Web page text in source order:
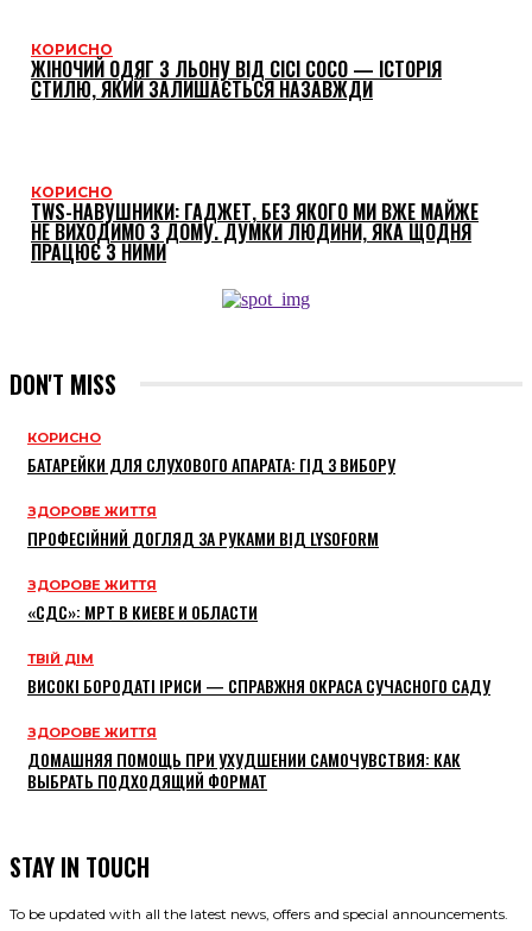
КОРИСНО
ЖІНОЧИЙ ОДЯГ З ЛЬОНУ ВІД CICI COCO — ІСТОРІЯ
СТИЛЮ, ЯКИЙ ЗАЛИШАЄТЬСЯ НАЗАВЖДИ
КОРИСНО
TWS-НАВУШНИКИ: ГАДЖЕТ, БЕЗ ЯКОГО МИ ВЖЕ МАЙЖЕ
НЕ ВИХОДИМО З ДОМУ. ДУМКИ ЛЮДИНИ, ЯКА ЩОДНЯ
ПРАЦЮЄ З НИМИ
DON'T MISS
КОРИСНО
БАТАРЕЙКИ ДЛЯ СЛУХОВОГО АПАРАТА: ГІД З ВИБОРУ
ЗДОРОВЕ ЖИТТЯ
ПРОФЕСІЙНИЙ ДОГЛЯД ЗА РУКАМИ ВІД LYSOFORM
ЗДОРОВЕ ЖИТТЯ
«СДС»: МРТ В КИЕВЕ И ОБЛАСТИ
ТВІЙ ДІМ
ВИСОКІ БОРОДАТІ ІРИСИ — СПРАВЖНЯ ОКРАСА СУЧАСНОГО САДУ
ЗДОРОВЕ ЖИТТЯ
ДОМАШНЯЯ ПОМОЩЬ ПРИ УХУДШЕНИИ САМОЧУВСТВИЯ: КАК
ВЫБРАТЬ ПОДХОДЯЩИЙ ФОРМАТ
STAY IN TOUCH
To be updated with all the latest news, offers and special announcements.